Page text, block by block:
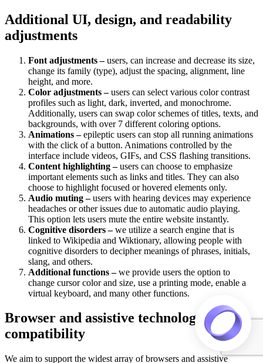
Additional UI, design, and readability
adjustments
Font adjustments –users, can increase and decrease its size,
change its family (type), adjust the spacing, alignment, line
height, and more.
Color adjustments –users can select various color contrast
profiles such as light, dark, inverted, and monochrome.
Additionally, users can swap color schemes of titles, texts, and
backgrounds, with over 7 different coloring options.
Animations –epileptic users can stop all running animations
with the click of a button. Animations controlled by the
interface include videos, GIFs, and CSS flashing transitions.
Content highlighting –users can choose to emphasize
important elements such as links and titles. They can also
choose to highlight focused or hovered elements only.
Audio muting –users with hearing devices may experience
headaches or other issues due to automatic audio playing.
This option lets users mute the entire website instantly.
Cognitive disorders –we utilize a search engine that is
linked to Wikipedia and Wiktionary, allowing people with
cognitive disorders to decipher meanings of phrases, initials,
slang, and others.
Additional functions –we provide users the option to
change cursor color and size, use a printing mode, enable a
virtual keyboard, and many other functions.
Browser and assistive technology
compatibility
We aim to support the widest array of browsers and assistive